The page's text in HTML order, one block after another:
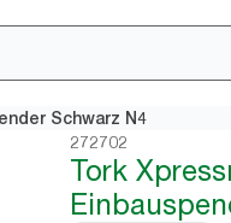
Schwarz N4
272702
Tork